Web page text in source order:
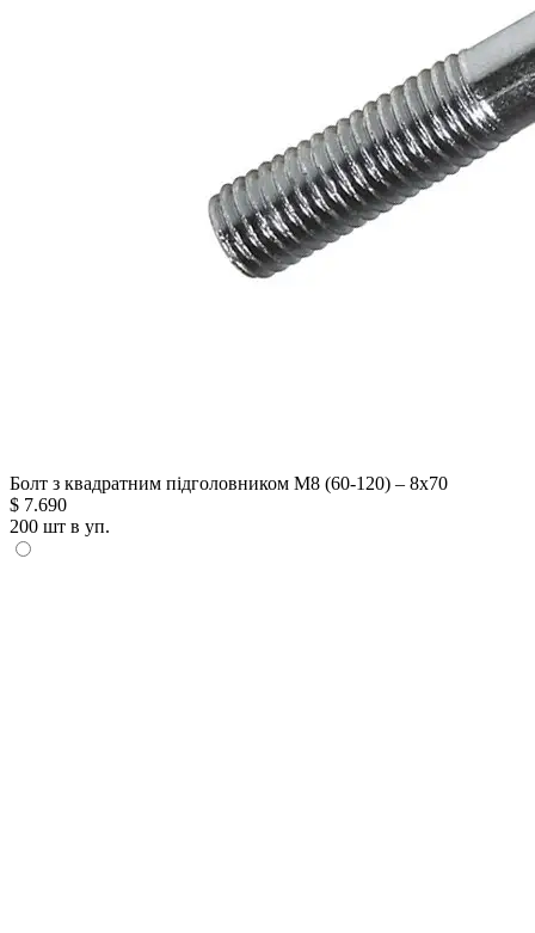
Болт з квадратним підголовником М8 (60-120) – 8х70
$ 7.690
200 шт в уп.